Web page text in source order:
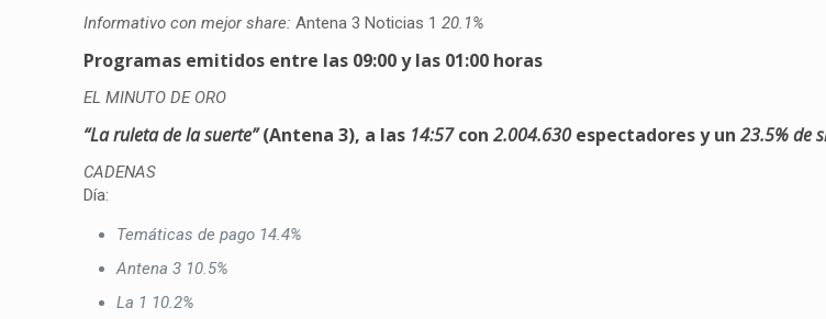
Informativo con mejor share: Antena 3 Noticias 120.1%
Programas emitidos entre las 09:00 y las 01:00 horas
EL MINUTO DE ORO
“La ruleta de la suerte”(Antena 3), a las 14:57con2.004.630espectadores y un23.5% de
CADENAS
Día:
Temáticas de pago 14.4%
Antena 3 10.5%
La 1 10.2%